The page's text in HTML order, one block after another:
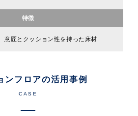
特徴
意匠とクッション性を持った床材
ンフロアの活用事例
CASE